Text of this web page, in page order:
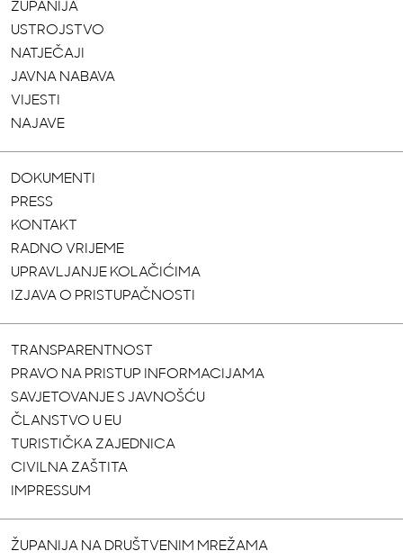
ŽUPANIJA
USTROJSTVO
NATJEČAJI
JAVNA NABAVA
VIJESTI
NAJAVE
DOKUMENTI
PRESS
KONTAKT
RADNO VRIJEME
UPRAVLJANJE KOLAČIĆIMA
IZJAVA O PRISTUPAČNOSTI
TRANSPARENTNOST
PRAVO NA PRISTUP INFORMACIJAMA
SAVJETOVANJE S JAVNOŠĆU
ČLANSTVO U EU
TURISTIČKA ZAJEDNICA
CIVILNA ZAŠTITA
IMPRESSUM
ŽUPANIJA NA DRUŠTVENIM MREŽAMA